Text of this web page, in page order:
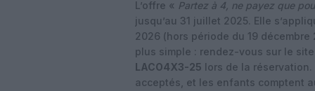
L’offre « Partez à 4, ne payez que
jusqu’au 31 juillet 2025. Elle
2026 (hors période du 19
plus simple : rendez-vous sur le site
LACO4X3-25 lors de la
acceptés, et les enfants comptent